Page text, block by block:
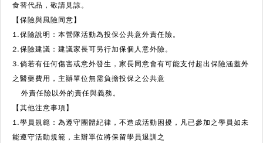
食替代品，敬請見諒。
【保險與風險同意】
1.保險說明：本營隊活動為投保公共意外責任險。
2.保險建議：建議家長可另行加保個人意外險。
3.倘若有任何傷害或意外發生，家長同意會有可能支付超出保險涵蓋外
之醫藥費用，主辦單位無需負擔投保之公共意
外責任險以外的責任與義務。
【其他注意事項】
1.學員規範：為遵守團體紀律，不造成活動困擾，凡已參加之學員如未
能遵守活動規範，主辦單位將保留學員退訓之